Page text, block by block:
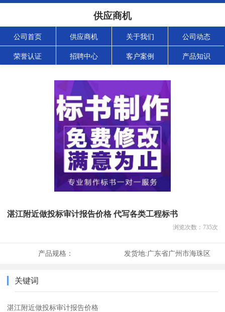
供应商机
公司首页 供应商机 关于我们 公司动态
荣誉认证 招聘中心 客户案例 产品知识
湛江附近做投标审计报告价格 代写各类工程标书
浏览次数： 735次
产品规格： 发货地:广东省广州市海珠区
关键词
湛江附近做投标审计报告价格